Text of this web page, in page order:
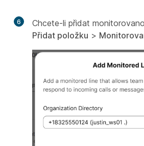
6
Chcete-li přidat
Přidat položku >